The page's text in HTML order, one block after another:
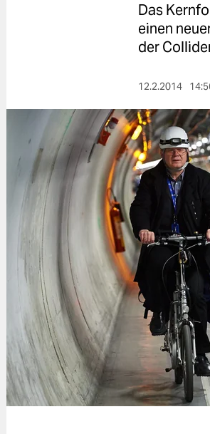
nord
wahrheit
verlag
verlag
veranstaltungen
shop
fragen & hilfe
unterstützen
abo
genossenschaft
Das
einen
der
12.2.2014